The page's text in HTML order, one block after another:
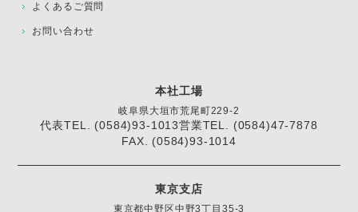
よくあるご質問
お問い合わせ
本社工場
岐阜県大垣市荒尾町229-2
代表TEL. (0584)93-1013営業TEL. (0584)47-7878
FAX. (0584)93-1014
東京支店
東京都中野区中野3丁目35-3